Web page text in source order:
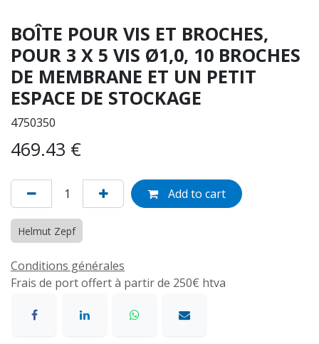
BOÎTE POUR VIS ET BROCHES,
POUR 3 X 5 VIS Ø1,0, 10 BROCHES
DE MEMBRANE ET UN PETIT
ESPACE DE STOCKAGE
4750350
469.43 €
Add to cart
Helmut Zepf
Conditions générales
Frais de port offert à partir de 250€ htva